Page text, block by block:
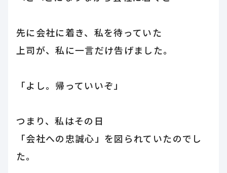
先に会社に着き、私を待っていた
上司が、私に一言だけ告げました。
「よし。帰っていいぞ」
つまり、私はその日
「会社への忠誠心」を図られていたのでし
た。